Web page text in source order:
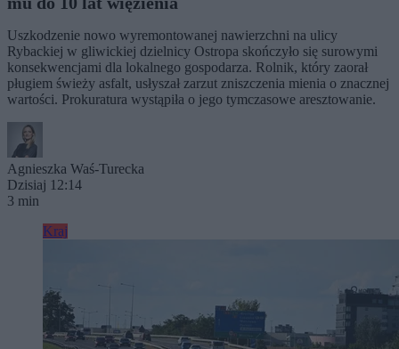
Uszkodzenie nowo wyremontowanej nawierzchni na ulicy
Rybackiej w gliwickiej dzielnicy Ostropa skończyło się surowymi
konsekwencjami dla lokalnego gospodarza. Rolnik, który zaorał
pługiem świeży asfalt, usłyszał zarzut zniszczenia mienia o znacznej
wartości. Prokuratura wystąpiła o jego tymczasowe aresztowanie.
Agnieszka Waś-Turecka
Dzisiaj 12:14
3 min
Kraj